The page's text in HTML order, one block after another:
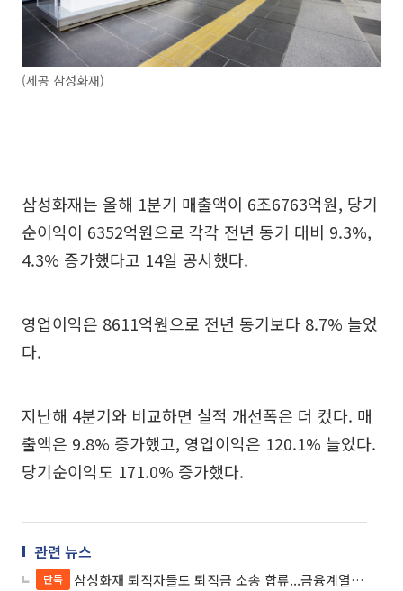
(제공 삼성화재)
삼성화재는 올해 1분기 매출액이 6조6763억원, 당기
순이익이 6352억원으로 각각 전년 동기 대비 9.3%,
4.3% 증가했다고 14일 공시했다.
영업이익은 8611억원으로 전년 동기보다 8.7% 늘었
다.
지난해 4분기와 비교하면 실적 개선폭은 더 컸다. 매
출액은 9.8% 증가했고, 영업이익은 120.1% 늘었다.
당기순이익도 171.0% 증가했다.
관련 뉴스
단독
삼성화재 퇴직자들도 퇴직금 소송 합류...금융계열사 첫 사례